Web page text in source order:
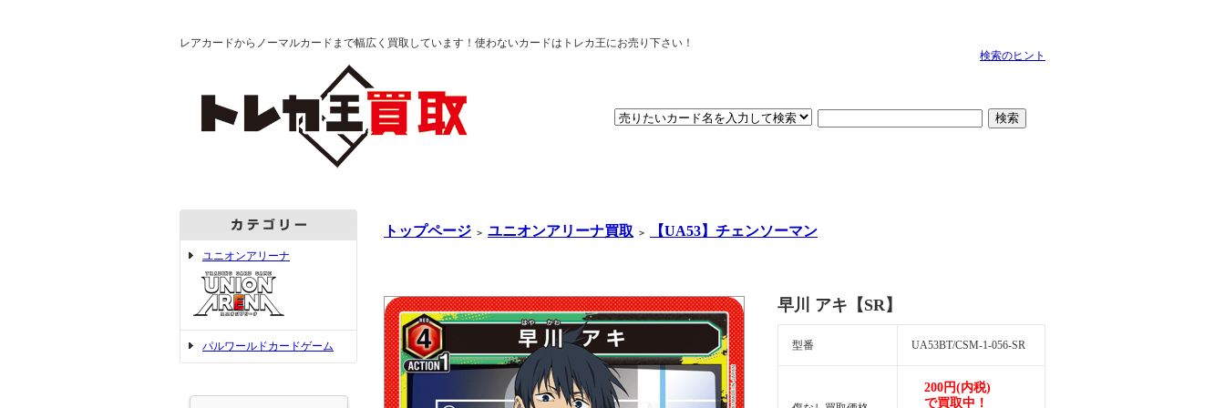
レアカードからノーマルカードまで幅広く買取しています！使わないカードはトレカ王にお売り下さい！
検索のヒント
検索
ユニオンアリーナ
パルワールドカードゲーム
トップページ ＞ ユニオンアリーナ買取 ＞ 【UA53】チェンソーマン
早川 アキ【SR】
型番 UA53BT/CSM-1-056-SR
200円(内税)
で買取中！